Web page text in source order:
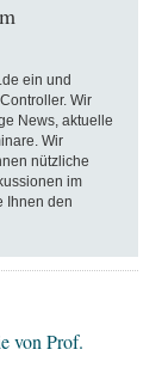
ein und
Wir
News, aktuelle
Wir
nützliche
im
Ihnen den
von Prof.